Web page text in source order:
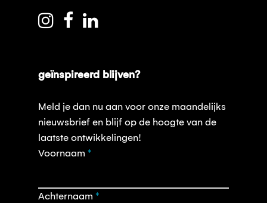
geïnspireerd blijven?
Meld je dan nu aan voor onze maandelijks
nieuwsbrief en blijf op de hoogte van de
laatste ontwikkelingen!
Opt-
Voornaam *
Achternaam *